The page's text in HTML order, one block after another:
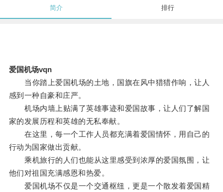
简介 排行
爱国机场vqn
当你踏上爱国机场的土地，国旗在风中猎猎作响，让人
感到一种自豪和庄严。
机场内墙上贴满了英雄事迹和爱国故事，让人们了解国
家的发展历程和英雄的无私奉献。
在这里，每一个工作人员都充满着爱国情怀，用自己的
行动为国家做出贡献。
乘机旅行的人们也能从这里感受到浓厚的爱国氛围，让
他们对祖国充满感恩和热爱。
爱国机场不仅是一个交通枢纽，更是一个散发着爱国精